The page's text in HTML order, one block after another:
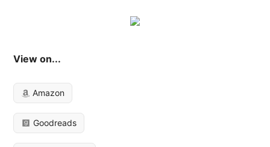
View on...
Amazon
Goodreads